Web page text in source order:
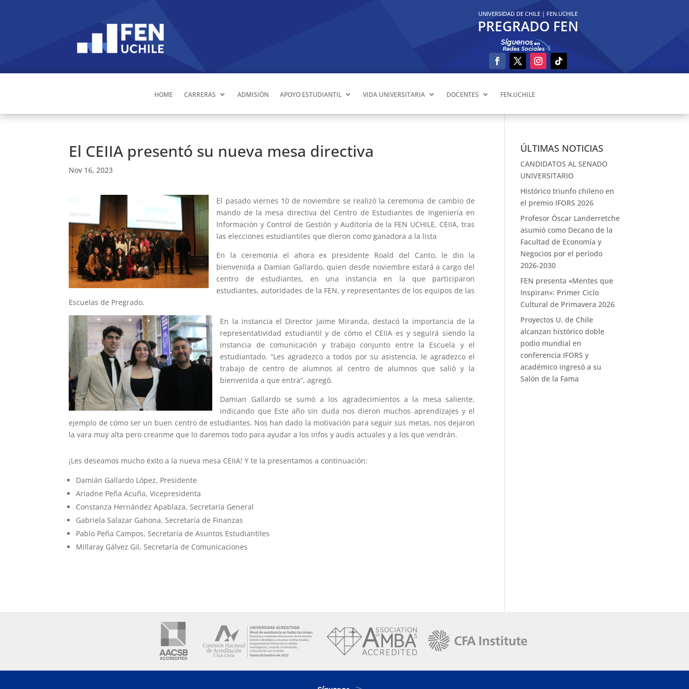
UNIVERSIDAD DE CHILE | FEN.UCHILE
PREGRADO FEN
HOME CARRERAS ADMISIÓN APOYO ESTUDIANTIL VIDA UNIVERSITARIA DOCENTES FEN.UCHILE
El CEIIA presentó su nueva mesa directiva
Nov 16, 2023
El pasado viernes 10 de noviembre se realizó la ceremonia de cambio de
mando de la mesa directiva del Centro de Estudiantes de Ingeniería en
Información y Control de Gestión y Auditoría de la FEN UCHILE, CEIIA, tras
las elecciones estudiantiles que dieron como ganadora a la lista
En la ceremonia el ahora ex presidente Roald del Canto, le dio la
bienvenida a Damian Gallardo, quien desde noviembre estará a cargo del
centro de estudiantes, en una instancia en la que participaron
estudiantes, autoridades de la FEN, y representantes de los equipos de las
Escuelas de Pregrado.
En la instancia el Director Jaime Miranda, destacó la importancia de la
representatividad estudiantil y de cómo el CEIIA es y seguirá siendo la
instancia de comunicación y trabajo conjunto entre la Escuela y el
estudiantado. “Les agradezco a todos por su asistencia, le agradezco el
trabajo de centro de alumnos al centro de alumnos que salió y la
bienvenida a que entra”, agregó.
Damian Gallardo se sumó a los agradecimientos a la mesa saliente,
indicando que Este año sin duda nos dieron muchos aprendizajes y el
ejemplo de cómo ser un buen centro de estudiantes. Nos han dado la motivación para seguir sus metas, nos dejaron
la vara muy alta pero creanme que lo daremos todo para ayudar a los infos y audis actuales y a los que vendrán.
¡Les deseamos mucho éxito a la nueva mesa CEIIA! Y te la presentamos a continuación:
Damián Gallardo López, Presidente
Ariadne Peña Acuña, Vicepresidenta
Constanza Hernández Apablaza, Secretaría General
Gabriela Salazar Gahona, Secretaría de Finanzas
Pablo Peña Campos, Secretaría de Asuntos Estudiantiles
Millaray Gálvez Gil, Secretaría de Comunicaciones
ÚLTIMAS NOTICIAS
CANDIDATOS AL SENADO
UNIVERSITARIO
Histórico triunfo chileno en
el premio IFORS 2026
Profesor Óscar Landerretche
asumió como Decano de la
Facultad de Economía y
Negocios por el período
2026-2030
FEN presenta «Mentes que
Inspiran»: Primer Ciclo
Cultural de Primavera 2026
Proyectos U. de Chile
alcanzan histórico doble
podio mundial en
conferencia IFORS y
académico ingresó a su
Salón de la Fama